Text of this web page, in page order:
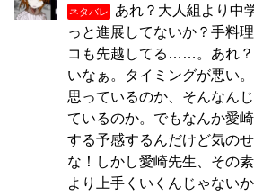
ネタバレ
あれ？大人組より中
っと進展してないか？手料
コも先越してる……。あれ
いなぁ。タイミングが悪い
思っているのか、そんなん
ているのか。でもなんか愛
する予感するんだけど気の
な！しかし愛崎先生、その
より上手くいくんじゃない